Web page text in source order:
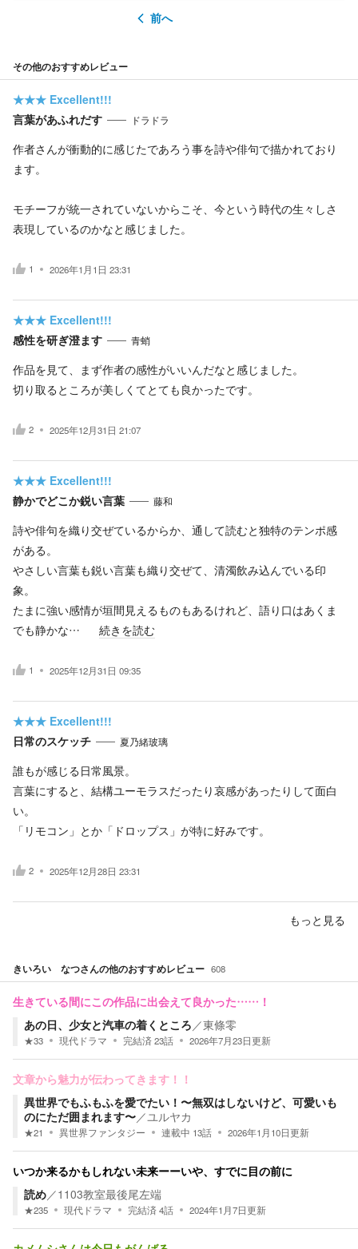
前へ
その他のおすすめレビュー
★★★ Excellent!!!
言葉があふれだす
ドラドラ
作者さんが衝動的に感じたであろう事を詩や俳句で描かれており
ます。
モチーフが統一されていないからこそ、今という時代の生々しさ
表現しているのかなと感じました。
1 2026年1月1日 23:31
★★★ Excellent!!!
感性を研ぎ澄ます
青蛸
作品を見て、まず作者の感性がいいんだなと感じました。
切り取るところが美しくてとても良かったです。
2 2025年12月31日 21:07
★★★ Excellent!!!
静かでどこか鋭い言葉
藤和
詩や俳句を織り交ぜているからか、通して読むと独特のテンポ感
がある。
やさしい言葉も鋭い言葉も織り交ぜて、清濁飲み込んでいる印
象。
たまに強い感情が垣間見えるものもあるけれど、語り口はあくま
でも静かな…
続きを読む
1 2025年12月31日 09:35
★★★ Excellent!!!
日常のスケッチ
夏乃緒玻璃
誰もが感じる日常風景。
言葉にすると、結構ユーモラスだったり哀感があったりして面白
い。
「リモコン」とか「ドロップス」が特に好みです。
2 2025年12月28日 23:31
もっと見る
きいろい なつさんの他のおすすめレビュー 608
生きている間にこの作品に出会えて良かった……！
あの日、少女と汽車の着くところ ／東條零
★33 現代ドラマ 完結済23話 2026年7月23日更新
文章から魅力が伝わってきます！！
異世界でもふもふを愛でたい！〜無双はしないけど、可愛いも
のにただ囲まれます〜／ユルヤカ
★21 異世界ファンタジー 連載中 13話 2026年1月10日更新
いつか来るかもしれない未来ーーいや、すでに目の前に
読め／1103教室最後尾左端
★235 現代ドラマ 完結済4話 2024年1月7日更新